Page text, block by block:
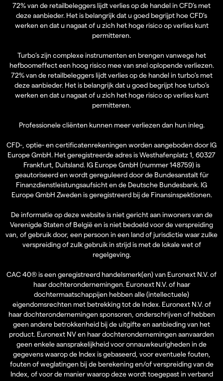
72% van de retailbeleggers lijdt verlies op de handel in CFD’s met
deze aanbieder. Het is belangrijk dat u goed begrijpt hoe CFD's
werken en dat u nagaat of u zich het hoge risico op verlies kunt
permitteren.
Turbo’s zijn complexe instrumenten en brengen vanwege het
hefboomeffect een hoog risico mee van snel oplopende verliezen.
72% van de retailbeleggers lijdt verlies op de handel in turbo’s met
deze aanbieder. Het is belangrijk dat u goed begrijpt hoe turbo’s
werken en dat u nagaat of u zich het hoge risico op verlies kunt
permitteren.
Professionele cliënten kunnen meer verliezen dan hun inleg.
CFD-, optie- en certificatenrekeningen worden aangeboden door IG
Europe GmbH. Het geregistreerde adres is Westhafenplatz 1, 60327
Frankfurt, Duitsland. IG Europe GmbH (nummer 148759) is
geautoriseerd en wordt gereguleerd door de Bundesanstalt für
Finanzdienstleistungsaufsicht en de Deutsche Bundesbank. IG
Europe GmbH Zweden is geregistreerd bij de Finansinspektionen.
De informatie op deze website is niet gericht aan inwoners van de
Verenigde Staten of België en is niet bedoeld voor de verspreiding
van, of gebruik door, een persoon in een land of jurisdictie waar zulke
verspreiding of zulk gebruik in strijd is met de lokale wet of
regelgeving.
CAC 40® is een geregistreerd handelsmerk(en) van Euronext N.V. of
haar dochterondernemingen. Euronext N.V. of haar
dochtermaatschappijen hebben alle (intellectuele)
eigendomsrechten met betrekking tot de Index. Euronext N.V. of
haar dochterondernemingen sponsoren, onderschrijven of hebben
geen andere betrokkenheid bij de uitgifte en aanbieding van het
product. Euronext NV en haar dochterondernemingen aanvaarden
geen enkele aansprakelijkheid voor onnauwkeurigheden in de
gegevens waarop de Index is gebaseerd, voor eventuele fouten,
fouten of weglatingen bij de berekening en/of verspreiding van de
Index, of voor de manier waarop deze wordt toegepast in verband